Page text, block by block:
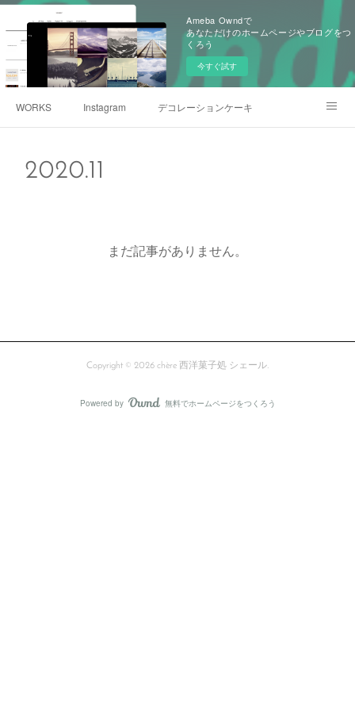
Ameba Owndで
あなただけのホームページやブログをつ
くろう
今すぐ試す
WORKS Instagram デコレーションケーキ
2020.11
まだ記事がありません。
Copyright © 2026 chère 西洋菓子処 シェール.
Powered by AmebaOwnd
無料でホームページをつくろう